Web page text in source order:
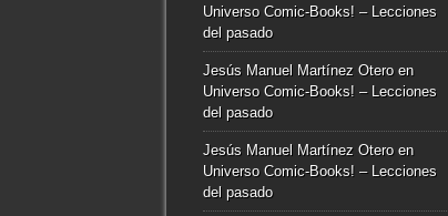
Universo Comic-Books! – Lecciones
del pasado
Jesús Manuel Martínez Oteroen
Universo Comic-Books! – Lecciones
del pasado
Jesús Manuel Martínez Oteroen
Universo Comic-Books! – Lecciones
del pasado